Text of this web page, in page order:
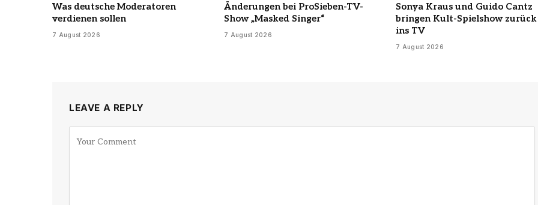
Was deutsche Moderatoren
verdienen sollen
7 August 2026
Änderungen bei ProSieben-TV-
Show „Masked Singer“
7 August 2026
Sonya Kraus und Guido Cantz
bringen Kult-Spielshow zurück
ins TV
7 August 2026
LEAVE A REPLY